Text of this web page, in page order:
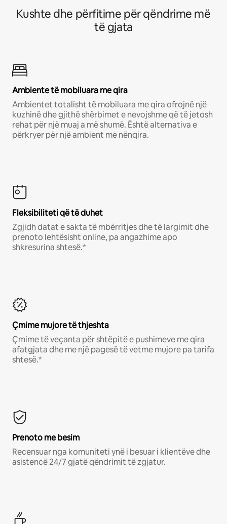
Kushte dhe përfitime për qëndrime më
të gjata
Ambiente të mobiluara me qira
Ambientet totalisht të mobiluara me qira ofrojnë një
kuzhinë dhe gjithë shërbimet e nevojshme që të jetosh
rehat për një muaj a më shumë. Është alternativa e
përkryer për një ambient me nënqira.
Fleksibiliteti që të duhet
Zgjidh datat e sakta të mbërritjes dhe të largimit dhe
prenoto lehtësisht online, pa angazhime apo
shkresurina shtesë.*
Çmime mujore të thjeshta
Çmime të veçanta për shtëpitë e pushimeve me qira
afatgjata dhe me një pagesë të vetme mujore pa tarifa
shtesë.*
Prenoto me besim
Recensuar nga komuniteti ynë i besuar i klientëve dhe
asistencë 24/7 gjatë qëndrimit të zgjatur.